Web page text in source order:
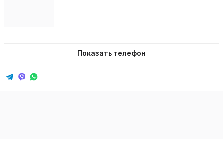
Показать телефон